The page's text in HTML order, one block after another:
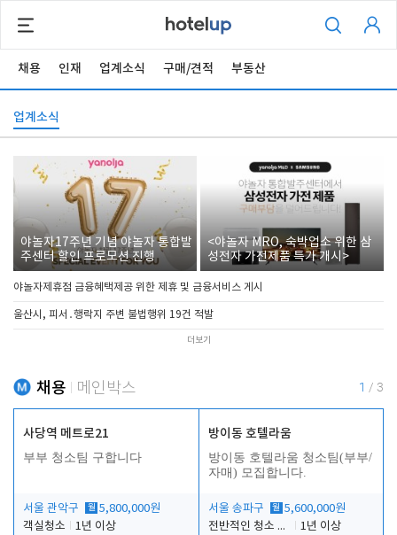
채용 인재 업계소식 구매/견적 부동산
업계소식
야놀자17주년 기념 야놀자 통합발
주센터 할인 프로모션 진행
<야놀자 MRO, 숙박업소 위한 삼
성전자 가전제품 특가 개시>
야놀자제휴점 금융혜택제공 위한 제휴 및 금융서비스 게시
울산시, 피서․행락지 주변 불법행위 19건 적발
더보기
채용 메인박스 1 / 3
사당역 메트로21
부부 청소팀 구합니다
서울 관악구 월 5,800,000원
객실청소
1년 이상
방이동 호텔라움
방이동 호텔라움 청소팀(부부/
자매) 모집합니다.
서울 송파구 월 5,600,000원
전반적인 청소 업무(객실청소.객실정리)
1년 이상